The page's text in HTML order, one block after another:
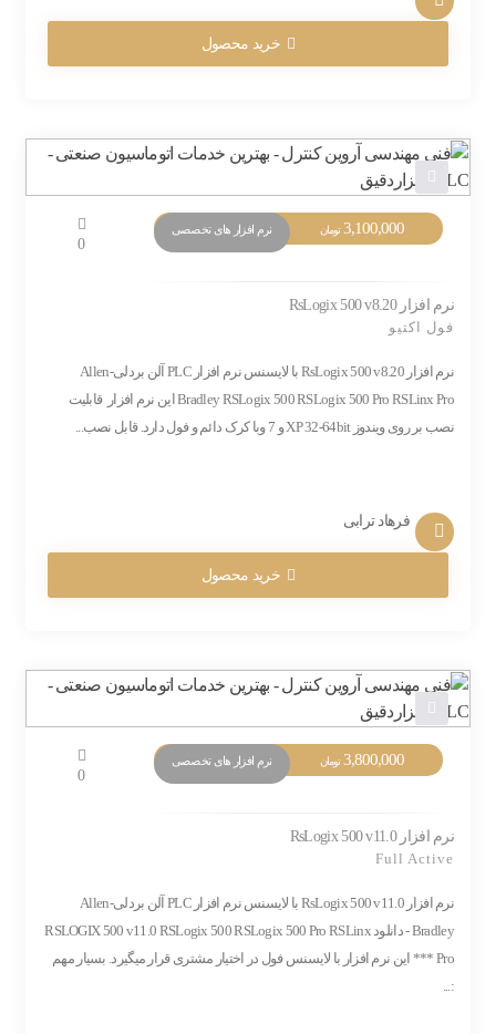
خرید محصول
3,100,000 تومان نرم افزار های تخصصی
0
نرم افزار RsLogix 500 v8.20
فول اکتیو
نرم افزار RsLogix 500 v8.20 با لایسنس نرم افزار PLC آلن بردلی-Allen
Bradley RSLogix 500 RSLogix 500 Pro RSLinx Pro این نرم افزار قابلیت
نصب بر روی ویندوز XP 32-64bit و 7 وبا کرک دائم و فول دارد. قابل نصب...
فرهاد ترابی
خرید محصول
3,800,000 تومان نرم افزار های تخصصی
0
نرم افزار RsLogix 500 v11.0
Full Active
نرم افزار RsLogix 500 v11.0 با لایسنس نرم افزار PLC آلن بردلی-Allen
Bradley - دانلود RSLOGIX 500 v11.0 RSLogix 500 RSLogix 500 Pro RSLinx
Pro *** این نرم افزار با لایسنس فول در اختیار مشتری قرار میگیرد. بسیار مهم
:...